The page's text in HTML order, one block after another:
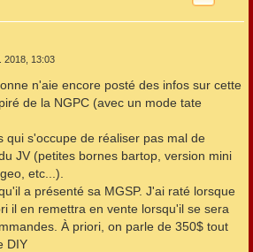
2018, 13:03
n'aie encore posté des infos sur cette
de la NGPC (avec un mode tate
qui s'occupe de réaliser pas mal de
JV (petites bornes bartop, version mini
etc...).
a présenté sa MGSP. J'ai raté lorsque
il en remettra en vente lorsqu'il se sera
À priori, on parle de 350$ tout
DIY